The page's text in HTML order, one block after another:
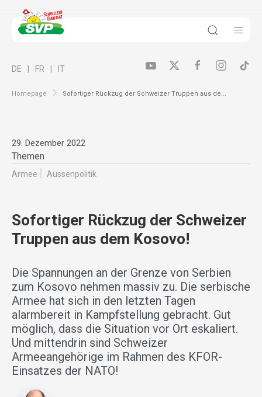
Homepage Sofortiger Rückzug der Schweizer Truppen aus de...
DE FR IT
29. Dezember 2022
Themen
Armee Aussenpolitik
Sofortiger Rückzug der Schweizer
Truppen aus dem Kosovo!
Die Spannungen an der Grenze von Serbien
zum Kosovo nehmen massiv zu. Die serbische
Armee hat sich in den letzten Tagen
alarmbereit in Kampfstellung gebracht. Gut
möglich, dass die Situation vor Ort eskaliert.
Und mittendrin sind Schweizer
Armeeangehörige im Rahmen des KFOR-
Einsatzes der NATO!